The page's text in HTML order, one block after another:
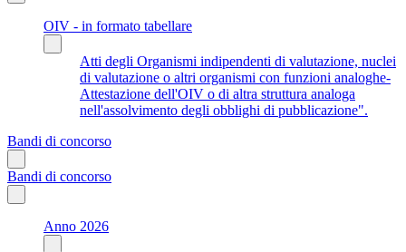
OIV - in formato tabellare
Atti degli Organismi indipendenti di valutazione, nuclei
di valutazione o altri organismi con funzioni analoghe-
Attestazione dell'OIV o di altra struttura analoga
nell'assolvimento degli obblighi di pubblicazione".
Bandi di concorso
Bandi di concorso
Anno 2026